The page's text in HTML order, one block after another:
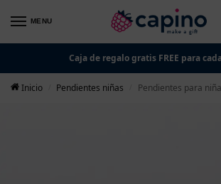
MENU
Caja de regalo gratis FREE para
Inicio Pendientes niñas Pendientes para niñas